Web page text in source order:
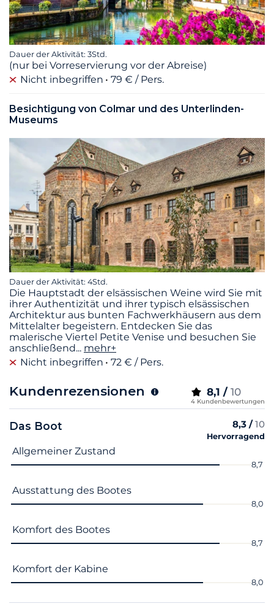
Dauer der Aktivität: 3Std.
(nur bei Vorreservierung vor der Abreise)
Nicht inbegriffen
79 € / Pers.
Besichtigung von Colmar und des Unterlinden-
Museums
Dauer der Aktivität: 4Std.
Die Hauptstadt der elsässischen Weine wird Sie mit
ihrer Authentizität und ihrer typisch elsässischen
Architektur aus bunten Fachwerkhäusern aus dem
Mittelalter begeistern. Entdecken Sie das
malerische Viertel Petite Venise und besuchen Sie
anschließend... mehr+
Nicht inbegriffen
72 € / Pers.
Kundenrezensionen 8,1 / 10
4 Kundenbewertungen
Das Boot 8,3 /10
Hervorragend
Name des Kriteriums
Allgemeiner Zustand
8,7
Ausstattung des Bootes
8,0
Komfort des Bootes
8,7
Komfort der Kabine
8,0